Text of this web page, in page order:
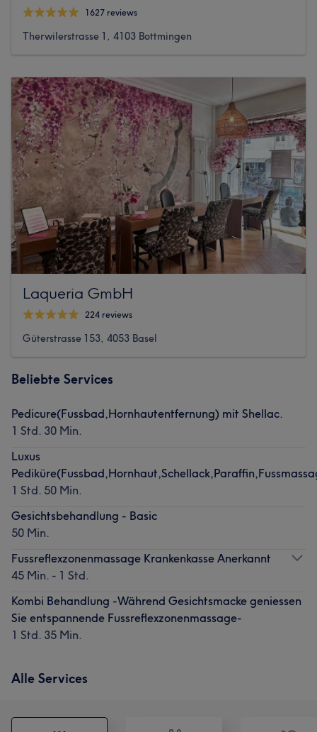
1627 reviews
Therwilerstrasse 1, 4103 Bottmingen
Laqueria GmbH
224 reviews
Güterstrasse 153, 4053 Basel
Beliebte Services
Pedicure(Fussbad,Hornhautentfernung) mit Shellac.
1 Std. 30 Min.
Luxus
1 Std. 50 Min.
Gesichtsbehandlung - Basic
50 Min.
Fussreflexzonenmassage Krankenkasse Anerkannt
45 Min. - 1 Std.
Kombi Behandlung -Während Gesichtsmacke geniessen
Sie entspannende Fussreflexzonenmassage-
1 Std. 35 Min.
Alle Services